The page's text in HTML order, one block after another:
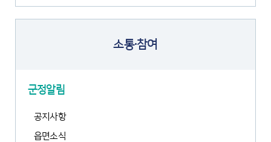
소통·참여
군정알림
공지사항
읍면소식